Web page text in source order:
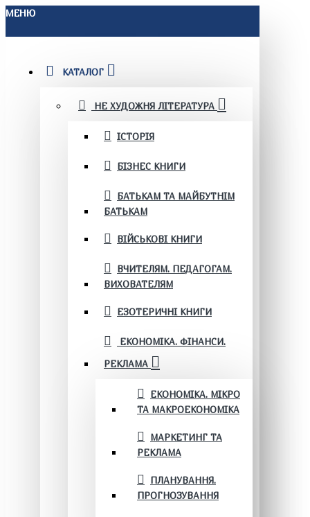
МЕНЮ
КАТАЛОГ
НЕ ХУДОЖНЯ ЛІТЕРАТУРА
ІСТОРІЯ
БІЗНЕС КНИГИ
БАТЬКАМ ТА МАЙБУТНІМ
БАТЬКАМ
ВІЙСЬКОВІ КНИГИ
ВЧИТЕЛЯМ. ПЕДАГОГАМ.
ВИХОВАТЕЛЯМ
ЕЗОТЕРИЧНІ КНИГИ
ЕКОНОМІКА. ФІНАНСИ.
РЕКЛАМА
ЕКОНОМІКА. МІКРО
ТА МАКРОЕКОНОМІКА
МАРКЕТИНГ ТА
РЕКЛАМА
ПЛАНУВАННЯ.
ПРОГНОЗУВАННЯ